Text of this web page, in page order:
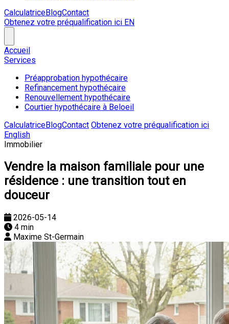
CalculatriceBlogContact
Obtenez votre préqualification ici EN
Accueil
Services
Préapprobation hypothécaire
Refinancement hypothécaire
Renouvellement hypothécaire
Courtier hypothécaire à Beloeil
CalculatriceBlogContact Obtenez votre préqualification ici
English
Immobilier
Vendre la maison familiale pour une
résidence : une transition tout en
douceur
2026-05-14
4 min
Maxime St-Germain